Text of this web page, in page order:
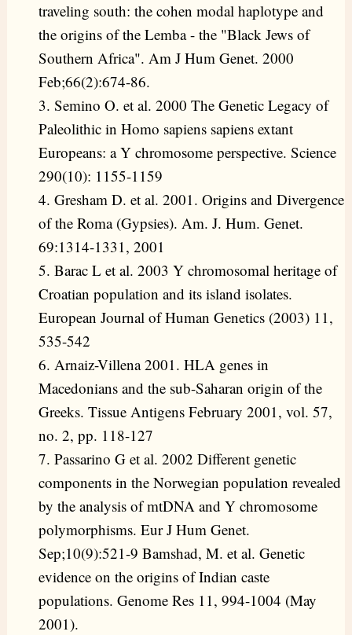
traveling south: the cohen modal haplotype and
the origins of the Lemba - the "Black Jews of
Southern Africa". Am J Hum Genet. 2000
Feb;66(2):674-86.
3. Semino O. et al. 2000 The Genetic Legacy of
Paleolithic in Homo sapiens sapiens extant
Europeans: a Y chromosome perspective. Science
290(10): 1155-1159
4. Gresham D. et al. 2001. Origins and Divergence
of the Roma (Gypsies). Am. J. Hum. Genet.
69:1314-1331, 2001
5. Barac L et al. 2003 Y chromosomal heritage of
Croatian population and its island isolates.
European Journal of Human Genetics (2003) 11,
535-542
6. Arnaiz-Villena 2001. HLA genes in
Macedonians and the sub-Saharan origin of the
Greeks. Tissue Antigens February 2001, vol. 57,
no. 2, pp. 118-127
7. Passarino G et al. 2002 Different genetic
components in the Norwegian population revealed
by the analysis of mtDNA and Y chromosome
polymorphisms. Eur J Hum Genet.
Sep;10(9):521-9 Bamshad, M. et al. Genetic
evidence on the origins of Indian caste
populations. Genome Res 11, 994-1004 (May
2001).